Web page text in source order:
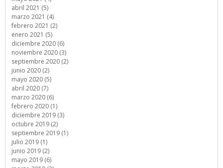
abril 2021 (5)
marzo 2021 (4)
febrero 2021 (2)
enero 2021 (5)
diciembre 2020 (6)
noviembre 2020 (3)
septiembre 2020 (2)
junio 2020 (2)
mayo 2020 (5)
abril 2020 (7)
marzo 2020 (6)
febrero 2020 (1)
diciembre 2019 (3)
octubre 2019 (2)
septiembre 2019 (1)
julio 2019 (1)
junio 2019 (2)
mayo 2019 (6)